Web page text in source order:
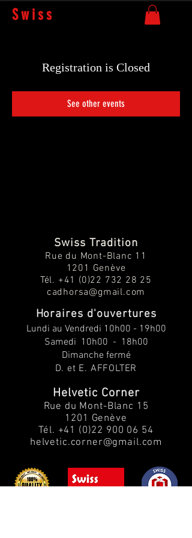
Swiss
Registration is Closed
See other events
Swiss Tradition
Rue du Mont-Blanc 11
1201 Genève
Tél. +41 (0)22 732 28 25
cadhorsa@gmail.com
Horaires d'ouvertures
Lundi au Vendredi 10h00 - 19h00
Samedi 10h00 - 18h00
Dimanche fermé
D. et E. AFFOLTER
Helvetic Corner
Rue du Mont-Blanc 15
1201 Genève
Tél. +41 (0)22 900 06 54
helvetic.corner@gmail.com